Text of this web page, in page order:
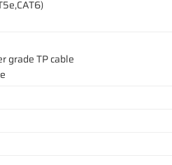
grade TP cable